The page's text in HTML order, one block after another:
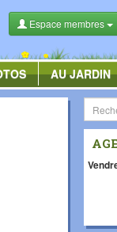
Espace membres
AU JARDIN